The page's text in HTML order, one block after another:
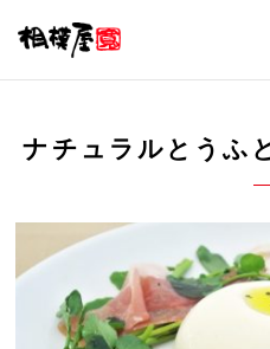
ナチュラルとうふ